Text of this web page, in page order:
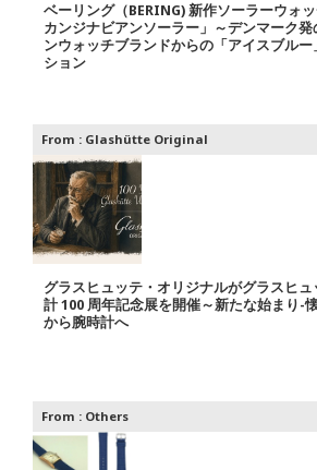
ベーリング（BERING) 新作ソーラーウォ
カンジナビアンソーラー」～デンマーク発
ンウォッチブランドからの「アイスブルー
ション
From : Glashütte Original
グラスヒュッテ・オリジナルがグラスヒュ
計 100 周年記念展を開催～新たな始まり-
から腕時計へ
From : Others